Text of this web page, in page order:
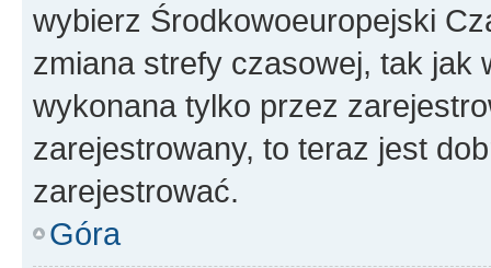
wybierz Środkowoeuropejski
zmiana strefy czasowej, tak jak
wykonana tylko przez
zarejestrowany, to teraz jest
zarejestrować.
Góra